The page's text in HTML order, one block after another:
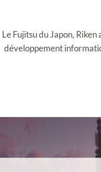
Le Fujitsu du Japon, Riken
développement